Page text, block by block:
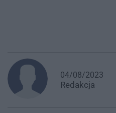
04/08/2023
Redakcja